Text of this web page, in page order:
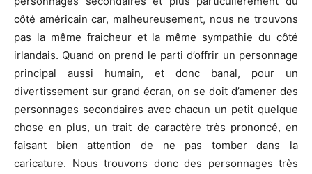
côté américain car, malheureusement, nous ne trouvons
pas la même fraicheur et la même sympathie du côté
irlandais. Quand on prend le parti d’offrir un personnage
principal aussi humain, et donc banal, pour un
divertissement sur grand écran, on se doit d’amener des
personnages secondaires avec chacun un petit quelque
chose en plus, un trait de caractère très prononcé, en
faisant bien attention de ne pas tomber dans la
caricature. Nous trouvons donc des personnages très